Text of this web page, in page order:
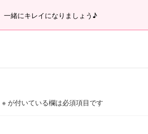
一緒にキレイになりましょう♪
※ が付いている欄は必須項目です